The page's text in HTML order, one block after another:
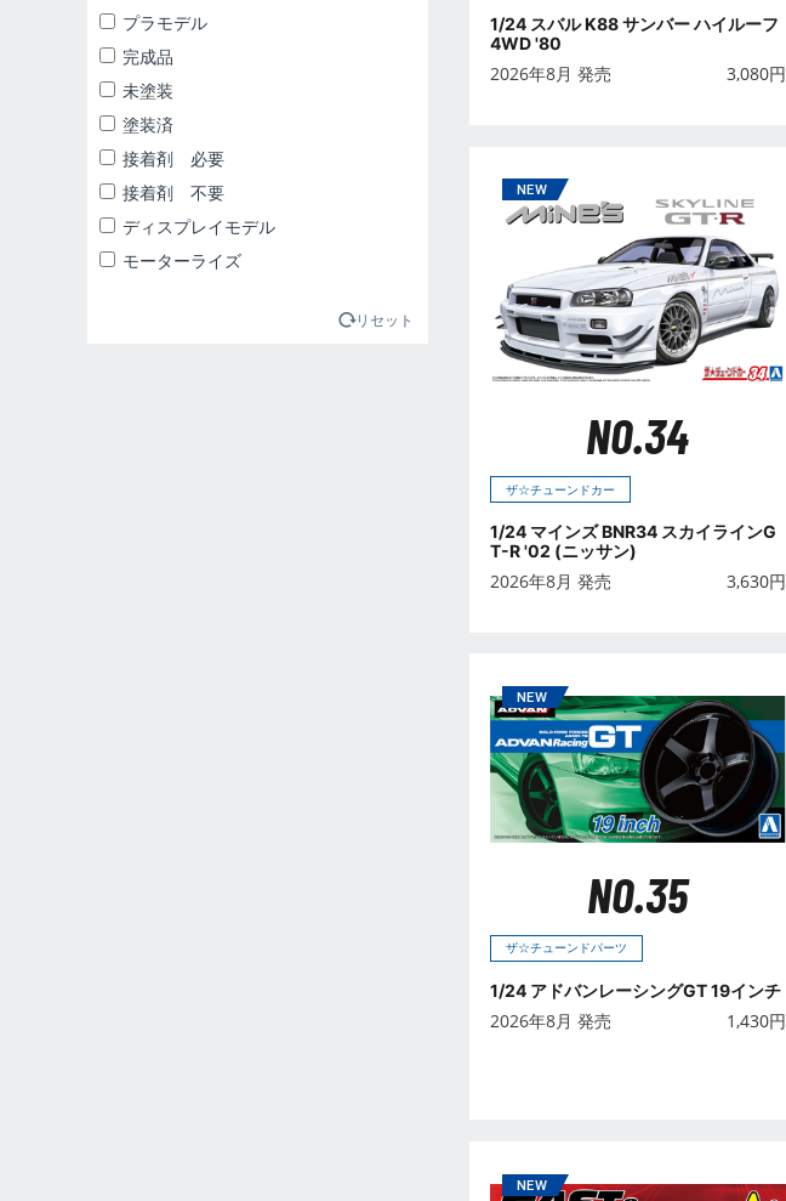
2025年10月
2025年11月
2025年12月
2025年1月
2025年2月
2025年3月
2025年4月
2025年5月
プラモデル
完成品
未塗装
塗装済
接着剤 必要
接着剤 不要
ディスプレイモデル
モーターライズ
リセット
1/24 スバル K88 サンバー ハイルーフ
4WD '80
2026年8月 発売 3,080円
NO.34
ザ☆チューンドカー
1/24 マインズ BNR34 スカイラインG
T-R '02 (ニッサン)
2026年8月 発売 3,630円
NO.35
ザ☆チューンドパーツ
1/24 アドバンレーシングGT 19インチ
2026年8月 発売 1,430円